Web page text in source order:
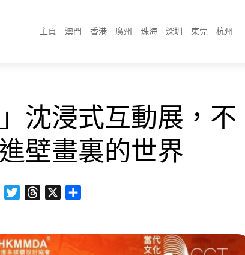
主頁 澳門 香港 廣州 珠海 深圳 東莞 杭州
沈浸式互動展，不
壁畫裏的世界
FacebookTwitterThreads